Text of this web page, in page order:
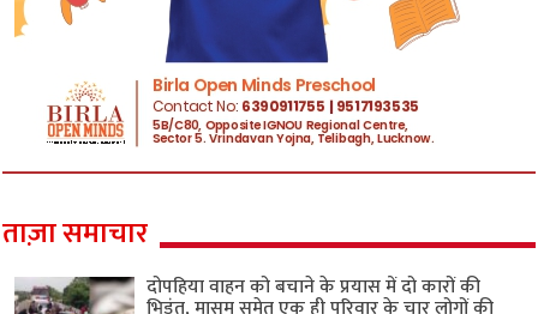
ताज़ा समाचार
दोपहिया वाहन को बचाने के प्रयास में दो कारों की